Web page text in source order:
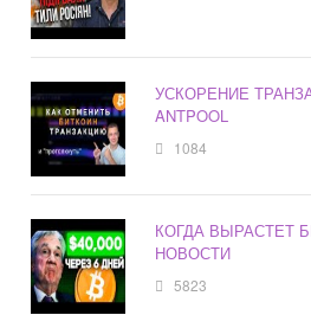
УСКОРЕНИЕ
ANTPOOL
1084
КОГДА ВЫРАСТЕТ
НОВОСТИ
5823